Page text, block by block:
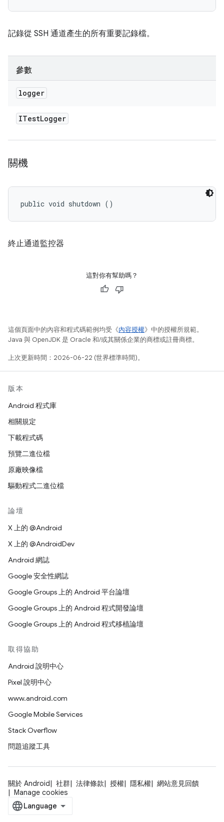
記錄從 SSH 通道產生的所有重要記錄檔。
參數
logger
ITestLogger
關機
public void shutdown ()
終止通道監控器
這對你有幫助嗎？
這個頁面中的內容和程式碼範例均受《內容授權》中的授權所規範。
Java 與 OpenJDK 是 Oracle 和/或其關係企業的商標或註冊商標。
上次更新時間：2026-06-22 (世界標準時間)。
版本
Android 程式庫
相關規定
下載程式碼
預覽二進位檔
原廠映像檔
驅動程式二進位檔
論壇
X 上的 @Android
X 上的 @AndroidDev
Android 網誌
Google 安全性網誌
Google Groups 上的 Android 平台論壇
Google Groups 上的 Android 程式開發論壇
Google Groups 上的 Android 程式移植論壇
取得協助
Android 說明中心
Pixel 說明中心
www.android.com
Google Mobile Services
Stack Overflow
問題追蹤工具
關於 Android 社群 法律條款 授權 隱私權
網站意見回饋
Manage cookies